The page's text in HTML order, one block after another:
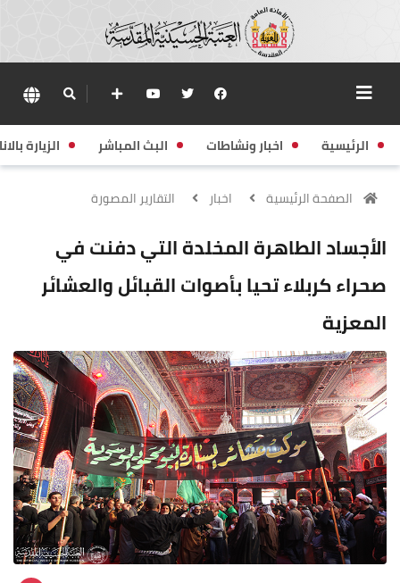
الرئيسية اخبار ونشاطات البث المباشر الزيارة
الصفحة الرئيسية اخبار التقارير المصورة
الأجساد الطاهرة المخلدة التي دفنت في
صحراء كربلاء تحيا بأصوات القبائل والعشائر
المعزية